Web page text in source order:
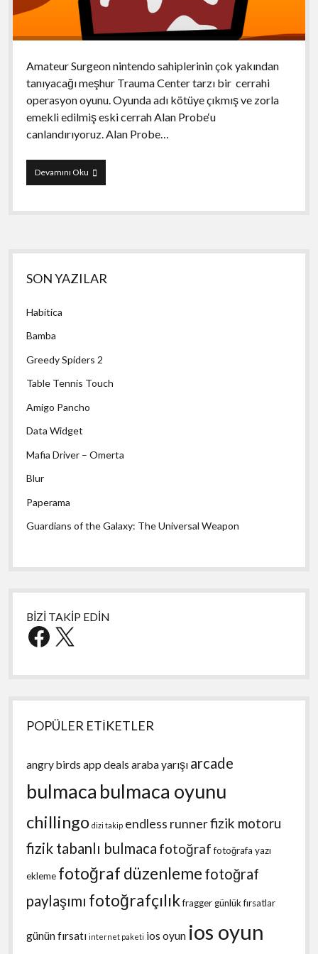
Amateur Surgeon nintendo sahiplerinin çok yakından
tanıyacağı meşhur Trauma Center tarzı bir cerrahi
operasyon oyunu. Oyunda adı kötüye çıkmış ve zorla
emekli edilmiş eski cerrah Alan Probe‘u
canlandırıyoruz. Alan Probe…
Devamını OkuAmateur
Surgeon
Yan
Menü
SON YAZILAR
Habitica
Bamba
Greedy Spiders 2
Table Tennis Touch
Amigo Pancho
Data Widget
Mafia Driver – Omerta
Blur
Paperama
Guardians of the Galaxy: The Universal Weapon
BİZİ TAKİP EDİN
Facebook
X
POPÜLER ETİKETLER
angry birds app deals araba yarışı arcade
bulmaca bulmaca oyunu
chillingo dizi takip endless runnerfizik motoru
fizik tabanlı bulmaca fotoğraf fotoğrafa yazı
ekleme fotoğraf düzenleme fotoğraf
paylaşımı fotoğrafçılıkfraggergünlük fırsatlar
günün fırsatı internet paketi ios oyun ios oyun